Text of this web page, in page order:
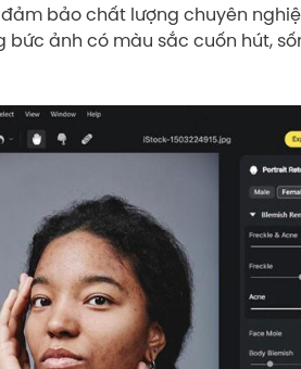
bảo chất lượng chuyên
ảnh có màu sắc cuốn hút,